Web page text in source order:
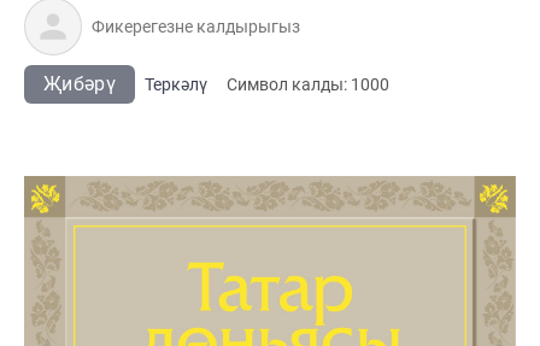
Җибәрү Теркәлү Cимвол калды: 1000